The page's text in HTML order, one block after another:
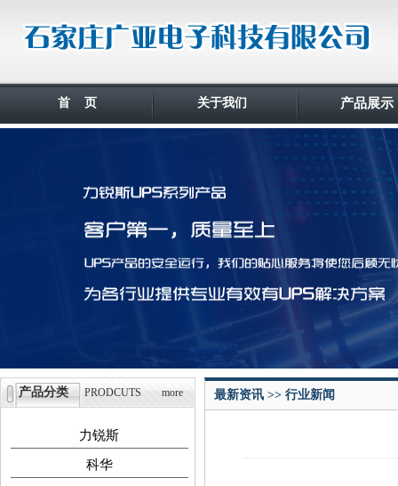
首 页 关于我们 产品展示
产品分类 PRODCUTS more
力锐斯
科华
最新资讯 >> 行业新闻